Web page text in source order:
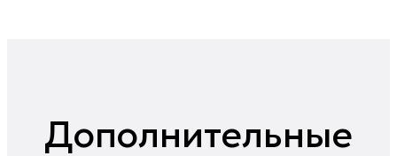
Дополнительные